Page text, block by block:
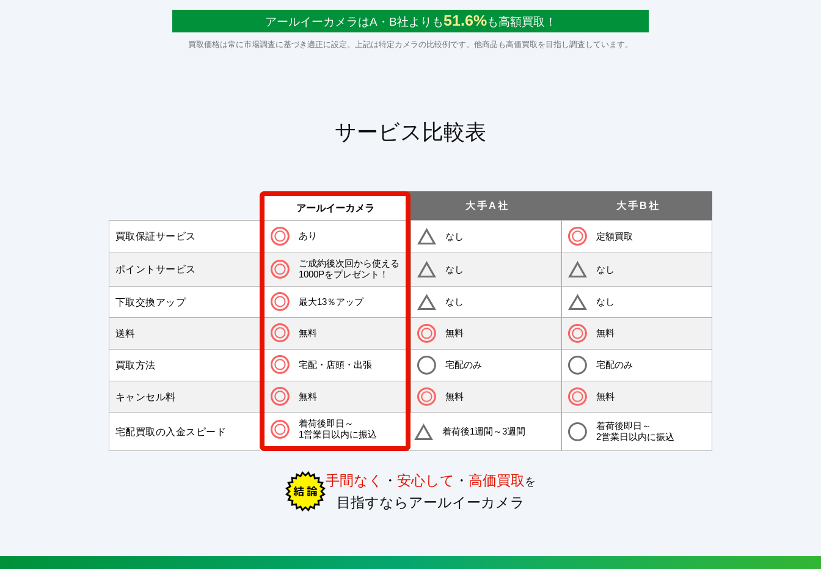
アールイーカメラはA・B社よりも51.6%も高額買取！
買取価格は常に市場調査に基づき適正に設定。上記は特定カメラの比較例です。他商品も高価買取を目指し調査しています。
サービス比較表
アールイーカメラ 大手A社 大手B社
買取保証サービス あり なし 定額買取
ポイントサービス
ご成約後次回から使える
1000Pをプレゼント！
なし なし
下取交換アップ 最大13％アップ なし なし
送料 無料 無料 無料
買取方法 宅配・店頭・出張 宅配のみ 宅配のみ
キャンセル料 無料 無料 無料
宅配買取の入金スピード
着荷後即日～
1営業日以内に振込
着荷後1週間～3週間
着荷後即日～
2営業日以内に振込
手間なく ・ 安心して ・ 高価買取 を
目指すならアールイーカメラ